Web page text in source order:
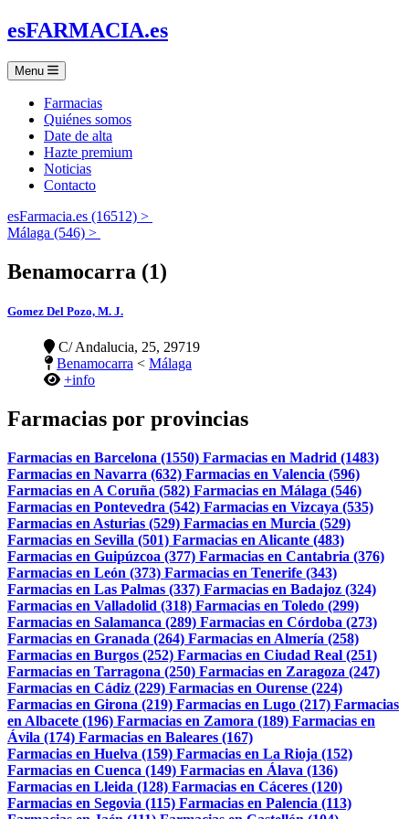
esFARMACIA.es
Menu
Farmacias
Quiénes somos
Date de alta
Hazte premium
Noticias
Contacto
esFarmacia.es (16512) >
Málaga (546) >
Benamocarra (1)
Gomez Del Pozo, M. J.
C/ Andalucia, 25, 29719
Benamocarra < Málaga
+info
Farmacias por provincias
Farmacias en Barcelona (1550) Farmacias en Madrid (1483)
Farmacias en Navarra (632) Farmacias en Valencia (596)
Farmacias en A Coruña (582) Farmacias en Málaga (546)
Farmacias en Pontevedra (542) Farmacias en Vizcaya (535)
Farmacias en Asturias (529) Farmacias en Murcia (529)
Farmacias en Sevilla (501) Farmacias en Alicante (483)
Farmacias en Guipúzcoa (377) Farmacias en Cantabria (376)
Farmacias en León (373) Farmacias en Tenerife (343)
Farmacias en Las Palmas (337) Farmacias en Badajoz (324)
Farmacias en Valladolid (318) Farmacias en Toledo (299)
Farmacias en Salamanca (289) Farmacias en Córdoba (273)
Farmacias en Granada (264) Farmacias en Almería (258)
Farmacias en Burgos (252) Farmacias en Ciudad Real (251)
Farmacias en Tarragona (250) Farmacias en Zaragoza (247)
Farmacias en Cádiz (229) Farmacias en Ourense (224)
Farmacias en Girona (219) Farmacias en Lugo (217) Farmacias
en Albacete (196) Farmacias en Zamora (189) Farmacias en
Ávila (174) Farmacias en Baleares (167)
Farmacias en Huelva (159) Farmacias en La Rioja (152)
Farmacias en Cuenca (149) Farmacias en Álava (136)
Farmacias en Lleida (128) Farmacias en Cáceres (120)
Farmacias en Segovia (115) Farmacias en Palencia (113)